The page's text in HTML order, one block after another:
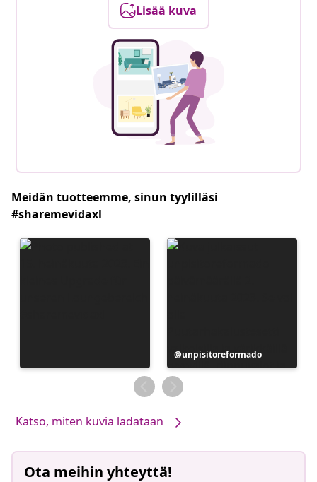
Lisää kuva
Meidän tuotteemme, sinun tyylilläsi
#sharemevidaxl
Julkaissut
unpisitoreformado
Katso, miten kuvia ladataan
Ota meihin yhteyttä!